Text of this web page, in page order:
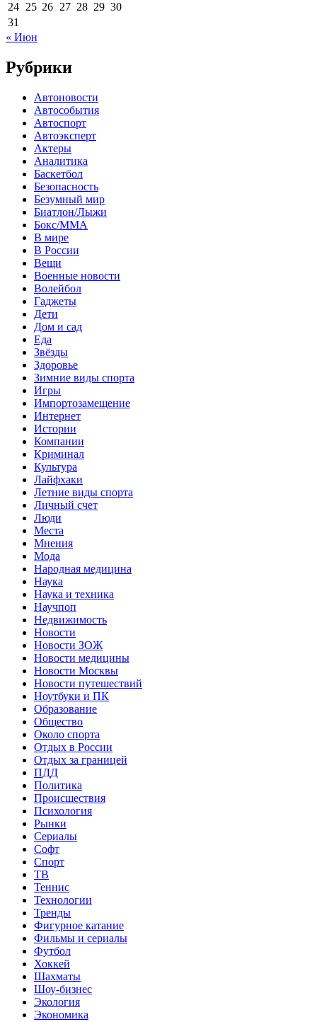
24 25 26 27 28 29 30
31
« Июн
Рубрики
Автоновости
Автособытия
Автоспорт
Автоэксперт
Актеры
Аналитика
Баскетбол
Безопасность
Безумный мир
Биатлон/Лыжи
Бокс/MMA
В мире
В России
Вещи
Военные новости
Волейбол
Гаджеты
Дети
Дом и сад
Еда
Звёзды
Здоровье
Зимние виды спорта
Игры
Импортозамещение
Интернет
Истории
Компании
Криминал
Культура
Лайфхаки
Летние виды спорта
Личный счет
Люди
Места
Мнения
Мода
Народная медицина
Наука
Наука и техника
Научпоп
Недвижимость
Новости
Новости ЗОЖ
Новости медицины
Новости Москвы
Новости путешествий
Ноутбуки и ПК
Образование
Общество
Около спорта
Отдых в России
Отдых за границей
ПДД
Политика
Происшествия
Психология
Рынки
Сериалы
Софт
Спорт
ТВ
Теннис
Технологии
Тренды
Фигурное катание
Фильмы и сериалы
Футбол
Хоккей
Шахматы
Шоу-бизнес
Экология
Экономика